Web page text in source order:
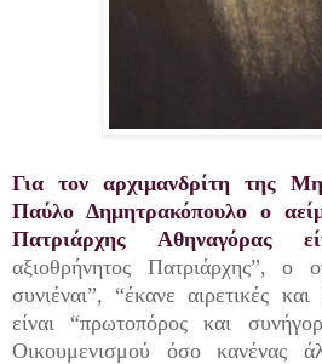
Για τον αρχιμανδρίτη της
Παύλο Δημητρακόπουλο ο
Πατριάρχης Αθηναγόρας
αξιοθρήνητος Πατριάρχης”, ο
συνιέναι”, “έκανε αιρετικές
είναι “πρωτοπόρος και
Οικουμενισμού όσο κανένας